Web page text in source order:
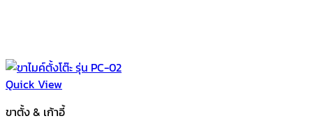
Quick View
ขาตั้ง & เก้าอี้